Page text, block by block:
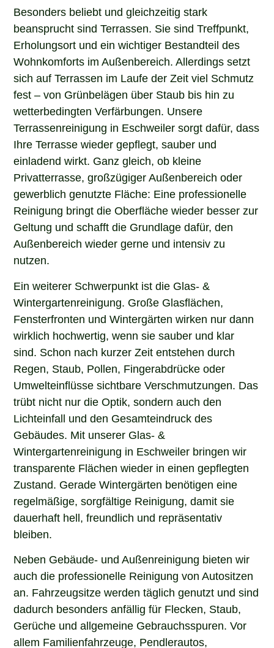
Besonders beliebt und gleichzeitig stark
beansprucht sind Terrassen. Sie sind Treffpunkt,
Erholungsort und ein wichtiger Bestandteil des
Wohnkomforts im Außenbereich. Allerdings setzt
sich auf Terrassen im Laufe der Zeit viel Schmutz
fest – von Grünbelägen über Staub bis hin zu
wetterbedingten Verfärbungen. Unsere
Terrassenreinigung in Eschweiler sorgt dafür, dass
Ihre Terrasse wieder gepflegt, sauber und
einladend wirkt. Ganz gleich, ob kleine
Privatterrasse, großzügiger Außenbereich oder
gewerblich genutzte Fläche: Eine professionelle
Reinigung bringt die Oberfläche wieder besser zur
Geltung und schafft die Grundlage dafür, den
Außenbereich wieder gerne und intensiv zu
nutzen.
Ein weiterer Schwerpunkt ist die Glas- &
Wintergartenreinigung. Große Glasflächen,
Fensterfronten und Wintergärten wirken nur dann
wirklich hochwertig, wenn sie sauber und klar
sind. Schon nach kurzer Zeit entstehen durch
Regen, Staub, Pollen, Fingerabdrücke oder
Umwelteinflüsse sichtbare Verschmutzungen. Das
trübt nicht nur die Optik, sondern auch den
Lichteinfall und den Gesamteindruck des
Gebäudes. Mit unserer Glas- &
Wintergartenreinigung in Eschweiler bringen wir
transparente Flächen wieder in einen gepflegten
Zustand. Gerade Wintergärten benötigen eine
regelmäßige, sorgfältige Reinigung, damit sie
dauerhaft hell, freundlich und repräsentativ
bleiben.
Neben Gebäude- und Außenreinigung bieten wir
auch die professionelle Reinigung von Autositzen
an. Fahrzeugsitze werden täglich genutzt und sind
dadurch besonders anfällig für Flecken, Staub,
Gerüche und allgemeine Gebrauchsspuren. Vor
allem Familienfahrzeuge, Pendlerautos,